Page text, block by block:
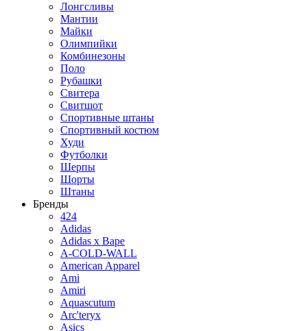
Лонгсливы
Мантии
Майки
Олимпийки
Комбинезоны
Поло
Рубашки
Свитера
Свитшот
Спортивные штаны
Спортивный костюм
Худи
Футболки
Шерпы
Шорты
Штаны
Бренды
424
Adidas
Adidas x Bape
A-COLD-WALL
American Apparel
Ami
Amiri
Aquascutum
Arc'teryx
Asics